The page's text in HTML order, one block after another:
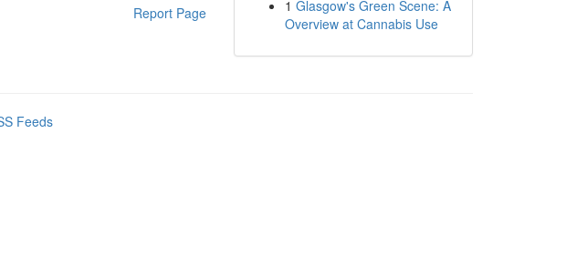
Report Page
1 Glasgow's Green Scene: A
Overview at Cannabis Use
Feeds